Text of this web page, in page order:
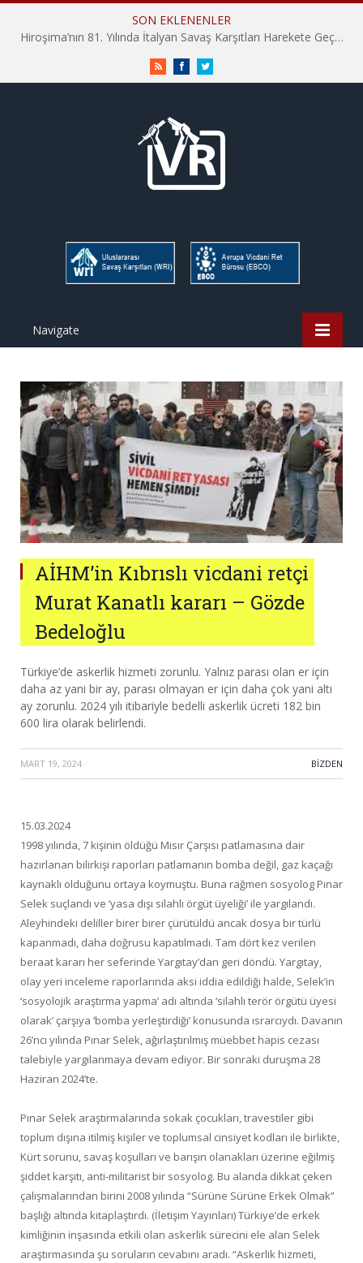
SON EKLENENLER
Hiroşima’nın 81. Yılında İtalyan Savaş Karşıtları Harekete Geçti: “Hatırlamak yeterli değil”
RSS FacebookTwitter
Navigate
AİHM’in Kıbrıslı vicdani retçi
Murat Kanatlı kararı – Gözde
Bedeloğlu
Türkiye’de askerlik hizmeti zorunlu. Yalnız parası olan er için
daha az yani bir ay, parası olmayan er için daha çok yani altı
ay zorunlu. 2024 yılı itibariyle bedelli askerlik ücreti 182 bin
600 lira olarak belirlendi.
MART 19, 2024 · BIZDEN
15.03.2024
1998 yılında, 7 kişinin öldüğü Mısır Çarşısı patlamasına dair
hazırlanan bilirkişi raporları patlamanın bomba değil, gaz kaçağı
kaynaklı olduğunu ortaya koymuştu. Buna rağmen sosyolog Pınar
Selek suçlandı ve ‘yasa dışı silahlı örgüt üyeliği’ ile yargılandı.
Aleyhindeki deliller birer birer çürütüldü ancak dosya bir türlü
kapanmadı, daha doğrusu kapatılmadı. Tam dört kez verilen
beraat kararı her seferinde Yargıtay’dan geri döndü. Yargıtay,
olay yeri inceleme raporlarında aksi iddia edildiği halde, Selek’in
‘sosyolojik araştırma yapma’ adı altında ‘silahlı terör örgütü üyesi
olarak’ çarşıya ‘bomba yerleştirdiği’ konusunda ısrarcıydı. Davanın
26’ncı yılında Pınar Selek, ağırlaştırılmış müebbet hapis cezası
talebiyle yargılanmaya devam ediyor. Bir sonraki duruşma 28
Haziran 2024’te.
Pınar Selek araştırmalarında sokak çocukları, travestiler gibi
toplum dışına itilmiş kişiler ve toplumsal cinsiyet kodları ile birlikte,
Kürt sorunu, savaş koşulları ve barışın olanakları üzerine eğilmiş
şiddet karşıtı, anti-militarist bir sosyolog. Bu alanda dikkat çeken
çalışmalarından birini 2008 yılında “Sürüne Sürüne Erkek Olmak”
başlığı altında kitaplaştırdı. (İletişim Yayınları) Türkiye’de erkek
kimliğinin inşasında etkili olan askerlik sürecini ele alan Selek
araştırmasında şu soruların cevabını aradı. “Askerlik hizmeti,